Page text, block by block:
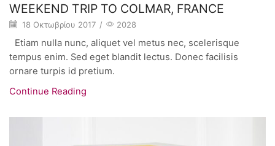
WEEKEND TRIP TO COLMAR, FRANCE
18 Οκτωβρίου 2017 / 2028
Etiam nulla nunc, aliquet vel metus nec, scelerisque
tempus enim. Sed eget blandit lectus. Donec facilisis
ornare turpis id pretium.
Continue Reading